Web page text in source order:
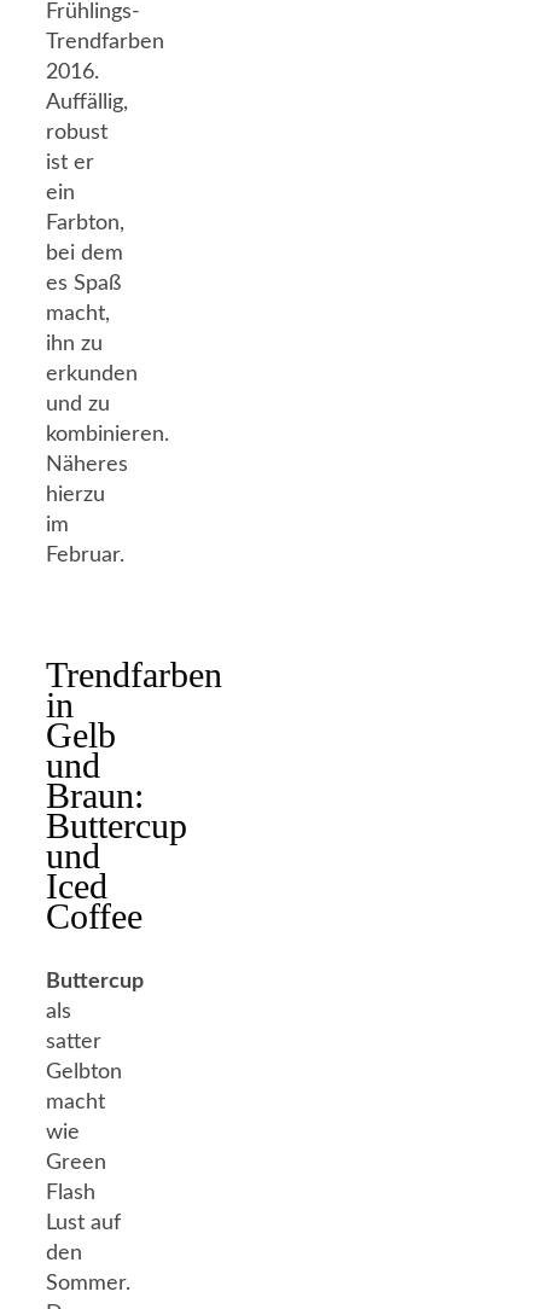
Frühlings-
Trendfarben
2016.
Auffällig,
robust
ist er
ein
Farbton,
bei dem
es Spaß
macht,
ihn zu
erkunden
und zu
kombinieren.
Näheres
hierzu
im
Februar.
Trendfarben
in
Gelb
und
Braun:
Buttercup
und
Iced
Coffee
Buttercup
als
satter
Gelbton
macht
wie
Green
Flash
Lust auf
den
Sommer.